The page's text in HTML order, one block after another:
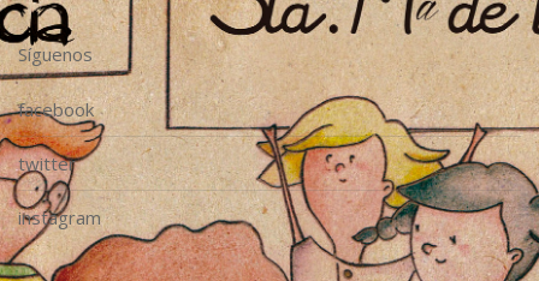
Síguenos
facebook
twitter
instagram